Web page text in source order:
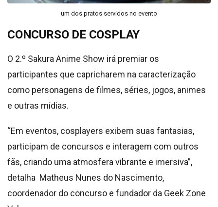
um dos pratos servidos no evento
CONCURSO DE COSPLAY
O 2.º Sakura Anime Show irá premiar os
participantes que capricharem na caracterização
como personagens de filmes, séries, jogos, animes
e outras mídias.
“Em eventos, cosplayers exibem suas fantasias,
participam de concursos e interagem com outros
fãs, criando uma atmosfera vibrante e imersiva”,
detalha Matheus Nunes do Nascimento,
coordenador do concurso e fundador da Geek Zone